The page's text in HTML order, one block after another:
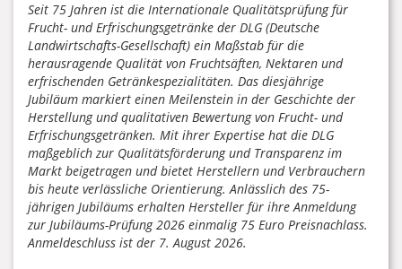
Seit 75 Jahren ist die Internationale Qualitätsprüfung für
Frucht- und Erfrischungsgetränke der DLG (Deutsche
Landwirtschafts-Gesellschaft) ein Maßstab für die
herausragende Qualität von Fruchtsäften, Nektaren und
erfrischenden Getränkespezialitäten. Das diesjährige
Jubiläum markiert einen Meilenstein in der Geschichte der
Herstellung und qualitativen Bewertung von Frucht- und
Erfrischungsgetränken. Mit ihrer Expertise hat die DLG
maßgeblich zur Qualitätsförderung und Transparenz im
Markt beigetragen und bietet Herstellern und Verbrauchern
bis heute verlässliche Orientierung. Anlässlich des 75-
jährigen Jubiläums erhalten Hersteller für ihre Anmeldung
zur Jubiläums-Prüfung 2026 einmalig 75 Euro Preisnachlass.
Anmeldeschluss ist der 7. August 2026.